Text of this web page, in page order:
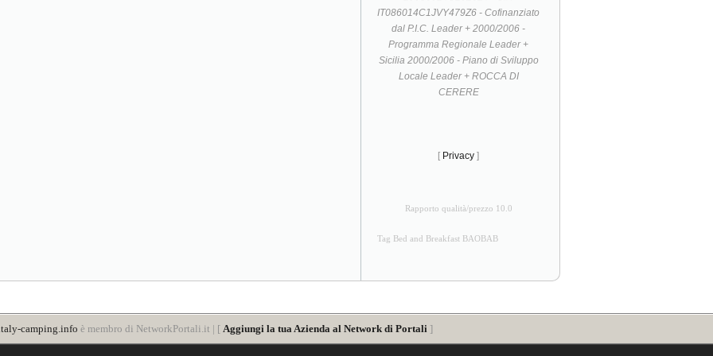
IT086014C1JVY479Z6 - Cofinanziato
dal P.I.C. Leader + 2000/2006 -
Programma Regionale Leader +
Sicilia 2000/2006 - Piano di Sviluppo
Locale Leader + ROCCA DI
CERERE
[ Privacy ]
Rapporto qualità/prezzo 10.0
Tag Bed and Breakfast BAOBAB
camping.info è membro di NetworkPortali.it | [ Aggiungi la tua Azienda al Network di Portali ]